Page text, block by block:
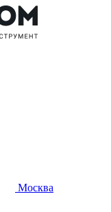
Москва